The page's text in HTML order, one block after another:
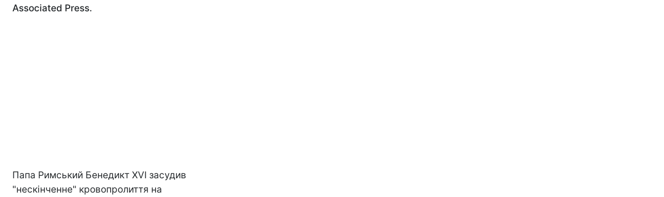
Associated Press.
Папа Римський Бенедикт XVI засудив
"нескінченне" кровопролиття на